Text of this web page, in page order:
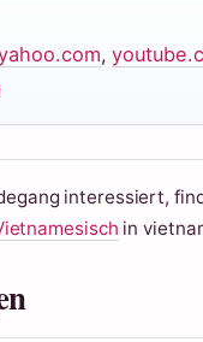
,
interessiert,
in